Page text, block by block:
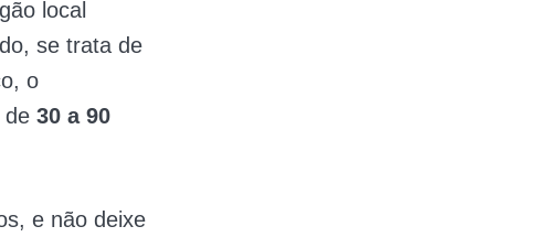
local
se trata de
o
de 30 a 90
e não deixe